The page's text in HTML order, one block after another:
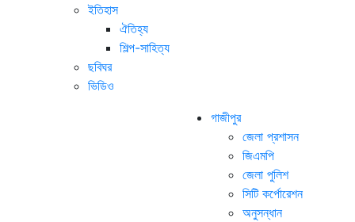
ইতিহাস
ঐতিহ্য
শিল্প-সাহিত্য
ছবিঘর
ভিডিও
গাজীপুর
জেলা প্রশাসন
জিএমপি
জেলা পুলিশ
সিটি কর্পোরেশন
অনুসন্ধান